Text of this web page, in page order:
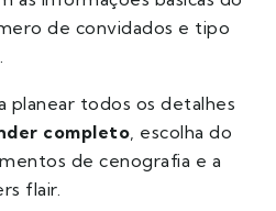
de convidados e tipo
planear todos os detalhes
completo, escolha do
de cenografia e a
flair.